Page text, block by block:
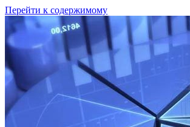
Перейти к содержимому